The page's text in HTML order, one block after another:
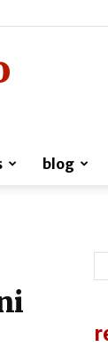
blog